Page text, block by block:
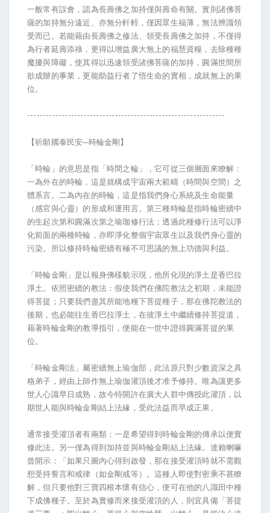
一般常有誤會，認為長壽佛之加持僅與壽命有關。實則諸佛菩
薩的加持無分遠近、亦無分軒輊，僅因眾生福薄，無法辨識領
受而已。若能藉由長壽佛之修法、領受長壽佛之加持，不僅得
為行者延壽添祿，更得以增益廣大無上的福慧資糧，去除種種
魔擾與障礙，使其得以迅速領受諸佛菩薩的加持，圓滿世間所
欲成辦的事業，更能助益行者了悟生命的實相，成就無上的果
位。
---------------------------------------------------------------
【祈願國泰民安─時輪金剛】
「時輪」的意思是指「時間之輪」，它可從三個層面來瞭解：
一為外在的時輪，這是就構成宇宙兩大範疇（時間與空間）之
體系言。二為內在的時輪，這是指我們身心系統及生命能量
（感官與心靈）的形成和運用言。第三種時輪是指時輪密續中
的生起次第和圓滿次第之瑜珈修行法；透過此種修行法可以淨
化前面的兩種時輪，亦即淨化整個宇宙眾生以及我們身心靈的
污染。所以修持時輪密續有極不可思議的無上功德與利益。
「時輪金剛」是以報身佛樣貌示現，他所化現的淨土是香巴拉
淨土。依照密續的教法：假使我們在佛陀教法之初期，未能證
得菩提；只要我們盡其所能地種下菩提種子，那在佛陀教法的
後期，也必能往生香巴拉淨土，在彼淨土中繼續修持菩提道，
藉著時輪金剛的教導指引，便能在一世中證得圓滿菩提的果
位。
「時輪金剛法」屬密續無上瑜伽部，此法原只對少數資深之具
格弟子，經由上師作無上瑜伽灌頂後才准予修持。唯為讓更多
世人心識早日成熟，故今特開許在廣大人群中傳授此灌頂，以
期世人能與時輪金剛結上法緣，受此法益而早成正果。
通常接受灌頂者有兩類：一是希望得到時輪金剛的傳承以便實
修此法。另一僅為得到加持並與時輪金剛結上法緣。達賴喇嘛
曾開示：「如果只圖內心得到啟發，那在接受灌頂時就不需觀
想受持誓言和戒律（如金剛戒等）。這種人即使對密乘不甚瞭
解，但只要他對三寶四根本懷有信心，便可在他的八識田中種
下成佛種子。至於為實修而來接受灌頂的人，則宜具備「菩提